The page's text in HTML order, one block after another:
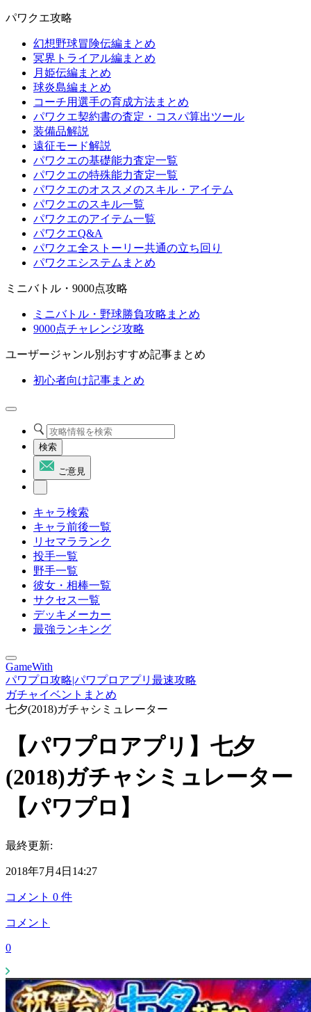
パワクエ攻略
幻想野球冒険伝編まとめ
冥界トライアル編まとめ
月姫伝編まとめ
球炎島編まとめ
コーチ用選手の育成方法まとめ
パワクエ契約書の査定・コスパ算出ツール
装備品解説
遠征モード解説
パワクエの基礎能力査定一覧
パワクエの特殊能力査定一覧
パワクエのオススメのスキル・アイテム
パワクエのスキル一覧
パワクエのアイテム一覧
パワクエQ&A
パワクエ全ストーリー共通の立ち回り
パワクエシステムまとめ
ミニバトル・9000点攻略
ミニバトル・野球勝負攻略まとめ
9000点チャレンジ攻略
ユーザージャンル別おすすめ記事まとめ
初心者向け記事まとめ
検索
ご意見
キャラ検索
キャラ前後一覧
リセマラランク
投手一覧
野手一覧
彼女・相棒一覧
サクセス一覧
デッキメーカー
最強ランキング
GameWith
パワプロ攻略|パワプロアプリ最速攻略
ガチャイベントまとめ
七夕(2018)ガチャシミュレーター
【パワプロアプリ】七夕
(2018)ガチャシミュレーター
【パワプロ】
最終更新:
2018年7月4日14:27
コメント 0 件
コメント
0